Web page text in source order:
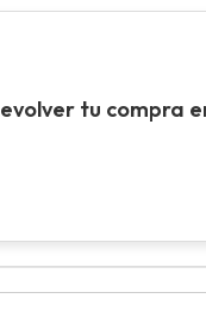
tu compra